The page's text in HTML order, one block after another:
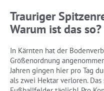
Trauriger
Warum ist das so?
In Kärnten hat der
Größenordnung
Jahren gingen hier pro Tag
als zwei Hektar verloren.